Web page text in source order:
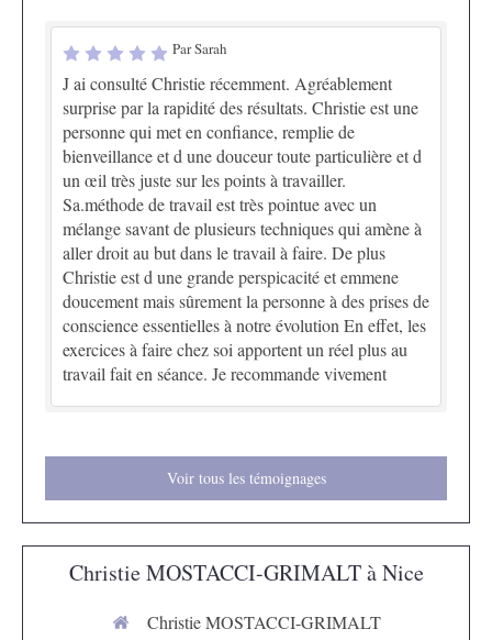
Par Sarah
J ai consulté Christie récemment. Agréablement
surprise par la rapidité des résultats. Christie est une
personne qui met en confiance, remplie de
bienveillance et d une douceur toute particulière et d
un œil très juste sur les points à travailler.
Sa.méthode de travail est très pointue avec un
mélange savant de plusieurs techniques qui amène à
aller droit au but dans le travail à faire. De plus
Christie est d une grande perspicacité et emmene
doucement mais sûrement la personne à des prises de
conscience essentielles à notre évolution En effet, les
exercices à faire chez soi apportent un réel plus au
travail fait en séance. Je recommande vivement
Voir tous les témoignages
Christie MOSTACCI-GRIMALT à Nice
Christie MOSTACCI-GRIMALT